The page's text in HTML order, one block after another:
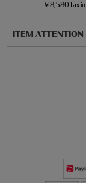
￥8,580 tax in
ITEM ATTENTION